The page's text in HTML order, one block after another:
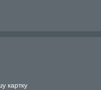
картку